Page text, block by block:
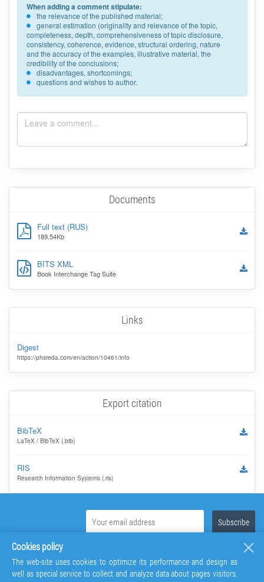
When adding a comment stipulate:
the relevance of the published material;
general estimation (originality and relevance of the topic,
completeness, depth, comprehensiveness of topic disclosure,
consistency, coherence, evidence, structural ordering, nature
and the accuracy of the examples, illustrative material, the
credibility of the conclusions;
disadvantages, shortcomings;
questions and wishes to author.
Documents
Full text (RUS)
189.54Kb
BITS XML
Book Interchange Tag Suite
Links
Digest
https://phsreda.com/en/action/10461/info
Export citation
BibTeX
LaTeX / BibTeX (.bib)
RIS
Research Information Systems (.ris)
Cookies policy
The web-site uses cookies to optimize its performance and design as
well as special service to collect and analyze data about pages visitors.